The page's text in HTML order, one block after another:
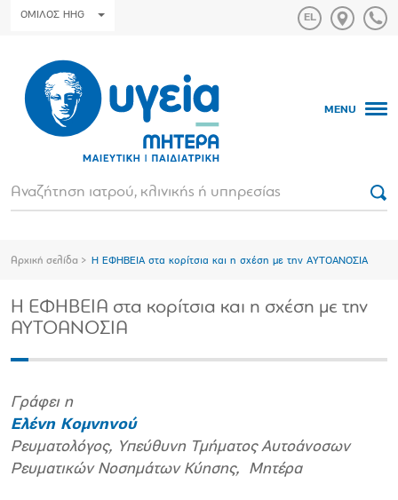
ΟΜΙΛΟΣ HHG
MENU
Αρχική σελίδα Η ΕΦΗΒΕΙΑ στα κορίτσια και η σχέση με την ΑΥΤΟΑΝΟΣΙΑ
Η ΕΦΗΒΕΙΑ στα κορίτσια και η σχέση με την
ΑΥΤΟΑΝΟΣΙΑ
Γράφει η
Ελένη Κομνηνού
Ρευματολόγος, Υπεύθυνη Τμήματος Αυτοάνοσων
Ρευματικών Νοσημάτων Κύησης, Μητέρα